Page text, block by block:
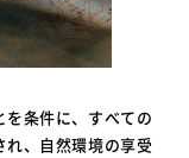
条件に、すべての
れ、自然環境の享受